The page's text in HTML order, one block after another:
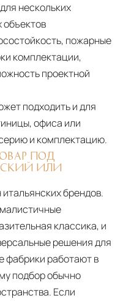
нескольких
пожарные
комплектации,
проектной
подходить и для
офиса или
и комплектацию.
ПОД
ИЛИ
брендов.
классика, и
решения для
фабрики работают в
подбор обычно
Если